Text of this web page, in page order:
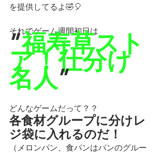
を提供してるよ🤣🎈
それでゲーム週間初日は
”福寿草スト
ア！仕分け
名人”
どんなゲームだって？？
各食材グループに分けレ
ジ袋に入れるのだ！
（メロンパン、食パンはパンのグルー